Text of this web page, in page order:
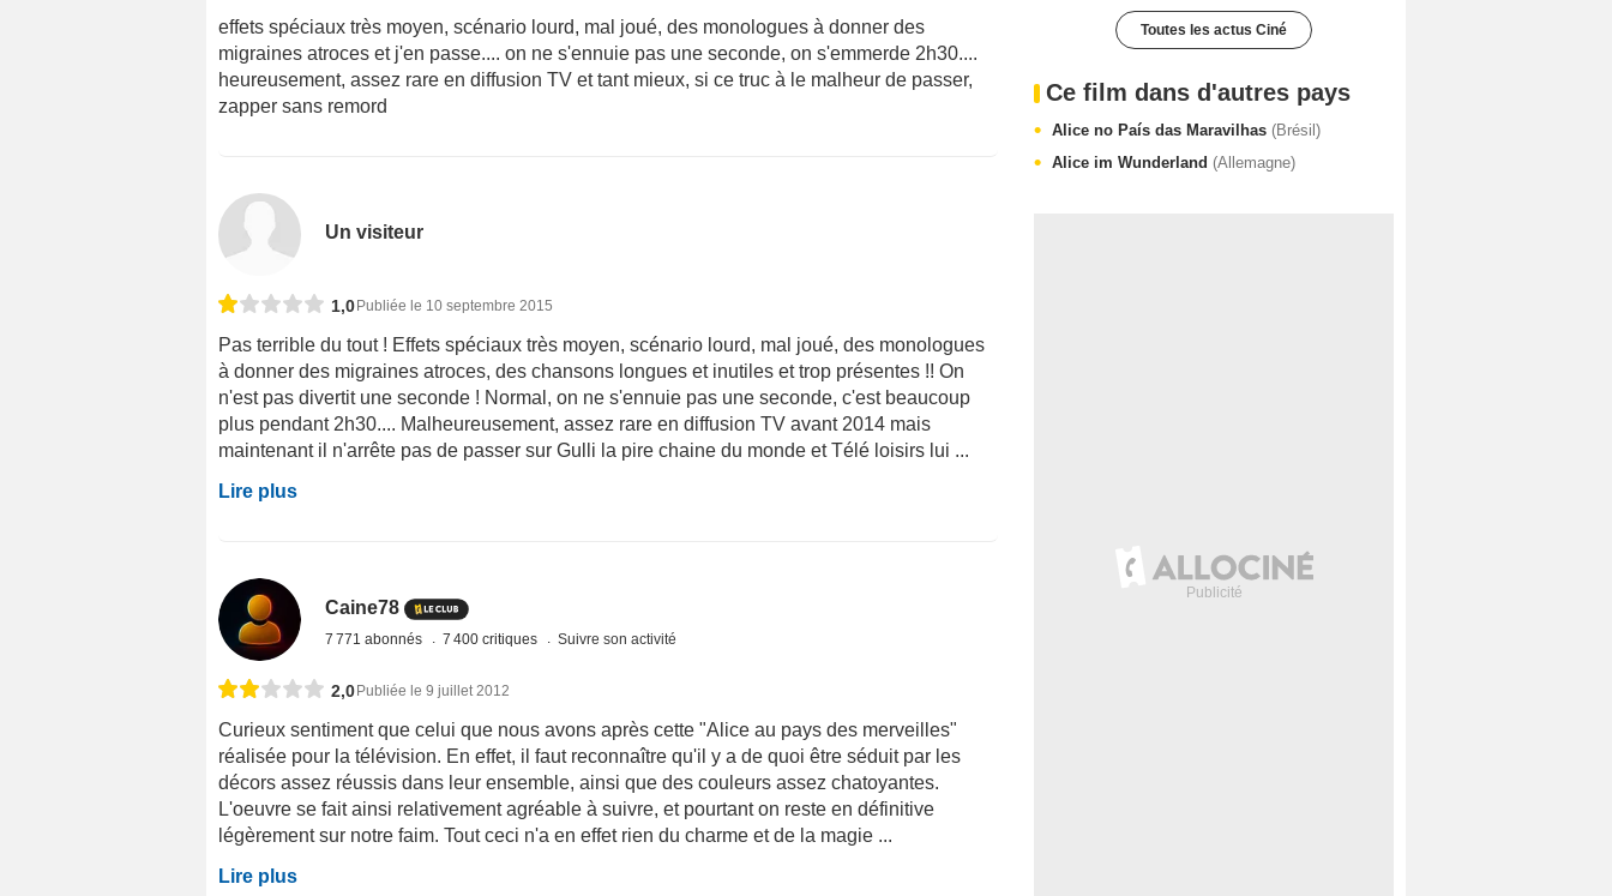
effets spéciaux très moyen, scénario lourd, mal joué, des monologues à donner des
migraines atroces et j'en passe.... on ne s'ennuie pas une seconde, on s'emmerde 2h30....
heureusement, assez rare en diffusion TV et tant mieux, si ce truc à le malheur de passer,
zapper sans remord
Un visiteur
1,0Publiée le 10 septembre 2015
Pas terrible du tout ! Effets spéciaux très moyen, scénario lourd, mal joué, des monologues
à donner des migraines atroces, des chansons longues et inutiles et trop présentes !! On
n'est pas divertit une seconde ! Normal, on ne s'ennuie pas une seconde, c'est beaucoup
plus pendant 2h30.... Malheureusement, assez rare en diffusion TV avant 2014 mais
maintenant il n'arrête pas de passer sur Gulli la pire chaine du monde et Télé loisirs lui ...
Lire plus
Caine78
7 771 abonnés 7 400 critiques Suivre son activité
2,0Publiée le 9 juillet 2012
Curieux sentiment que celui que nous avons après cette "Alice au pays des merveilles"
réalisée pour la télévision. En effet, il faut reconnaître qu'il y a de quoi être séduit par les
décors assez réussis dans leur ensemble, ainsi que des couleurs assez chatoyantes.
L'oeuvre se fait ainsi relativement agréable à suivre, et pourtant on reste en définitive
légèrement sur notre faim. Tout ceci n'a en effet rien du charme et de la magie ...
Lire plus
Toutes les actus Ciné
Ce film dans d'autres pays
Alice no País das Maravilhas (Brésil)
Alice im Wunderland (Allemagne)